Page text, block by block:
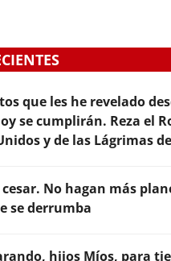
que les he revelado
se cumplirán. Reza el
y de las Lágrimas
No hagan más
se derrumba
hijos Míos, para